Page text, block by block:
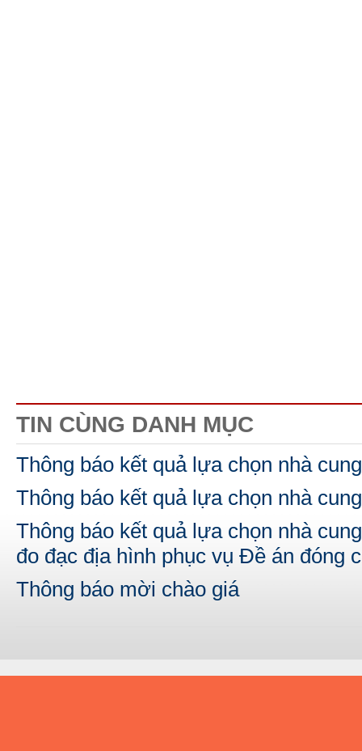
TIN CÙNG DANH MỤC
Thông báo kết quả lựa chọn nhà
Thông báo kết quả lựa chọn nhà
Thông báo kết quả lựa chọn nhà
đo đạc địa hình phục vụ Đề án đóng
Thông báo mời chào giá